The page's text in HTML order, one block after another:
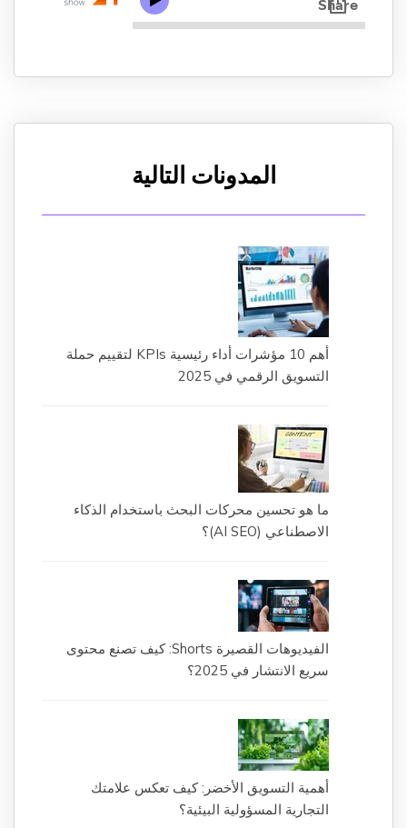
المدونات التالية
أهم 10 مؤشرات أداء رئيسية KPIs لتقييم حملة
التسويق الرقمي في 2025
ما هو تحسين محركات البحث باستخدام الذكاء
الاصطناعي (AI SEO)؟
الفيديوهات القصيرة Shorts: كيف تصنع محتوى
سريع الانتشار في 2025؟
أهمية التسويق الأخضر: كيف تعكس علامتك
التجارية المسؤولية البيئية؟